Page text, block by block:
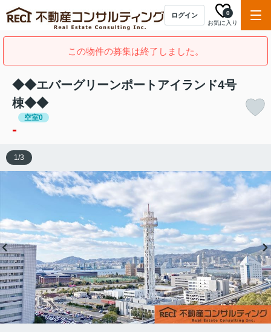
ログイン
お気に入り
0
この物件の募集は終了しました。
◆◆エバーグリーンポートアイランド4号
棟◆◆
空室0
-
1/3